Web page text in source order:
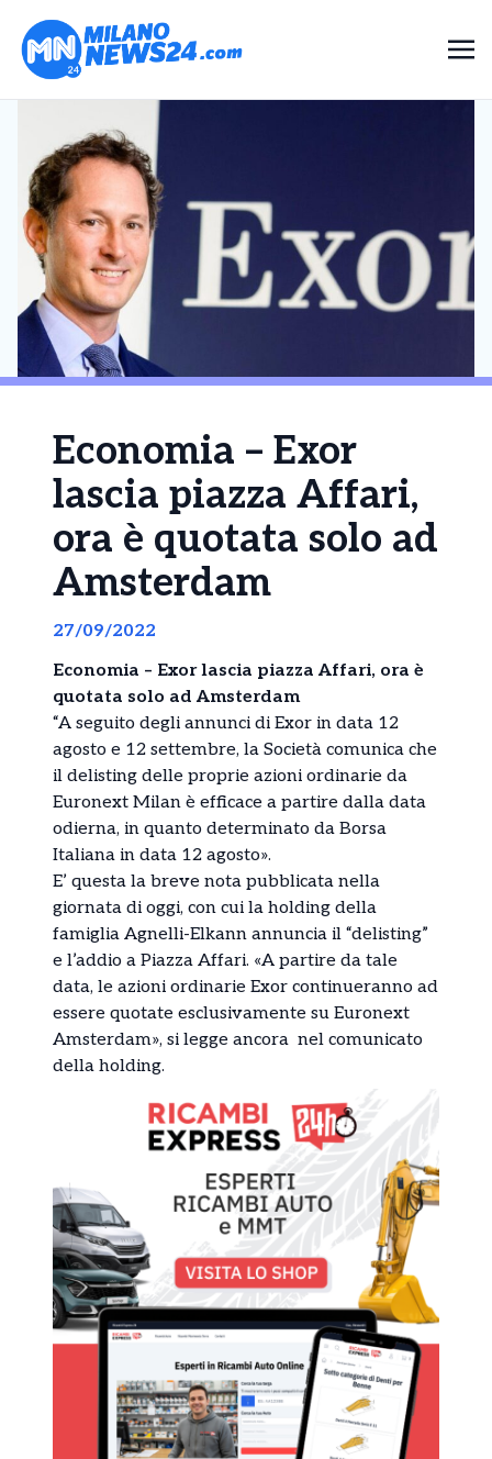
Economia – Exor
lascia piazza Affari,
ora è quotata solo ad
Amsterdam
27/09/2022
Economia – Exor lascia piazza Affari, ora è
quotata solo ad Amsterdam
“A seguito degli annunci di Exor in data 12
agosto e 12 settembre, la Società comunica che
il delisting delle proprie azioni ordinarie da
Euronext Milan è efficace a partire dalla data
odierna, in quanto determinato da Borsa
Italiana in data 12 agosto».
E’ questa la breve nota pubblicata nella
giornata di oggi, con cui la holding della
famiglia Agnelli-Elkann annuncia il “delisting”
e l’addio a Piazza Affari. «A partire da tale
data, le azioni ordinarie Exor continueranno ad
essere quotate esclusivamente su Euronext
Amsterdam», si legge ancora nel comunicato
della holding.